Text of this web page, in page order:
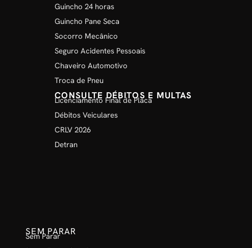
Guincho 24 horas
Guincho Pane Seca
Socorro Mecânico
Seguro Acidentes Pessoais
Chaveiro Automotivo
Troca de Pneu
CONSULTE DÉBITOS E MULTAS
Licenciamento Final de Placa
Débitos Veiculares
CRLV 2026
Detran
SEM PARAR
Sem Parar